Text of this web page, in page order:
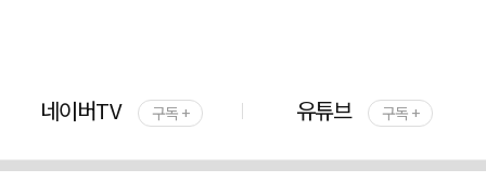
네이버TV 구독 + 유튜브 구독 +